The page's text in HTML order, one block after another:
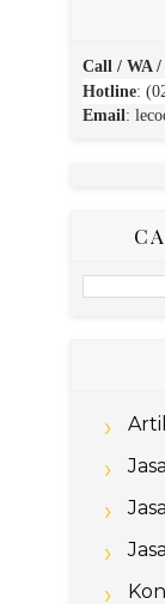
Call / WA /
Hotline:
Email: